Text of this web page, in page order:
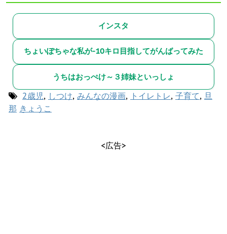
インスタ
ちょいぽちゃな私が-10キロ目指してがんばってみた
うちはおっぺけ～３姉妹といっしょ
2歳児, しつけ, みんなの漫画, トイレトレ, 子育て, 旦
那 きょうこ
<広告>